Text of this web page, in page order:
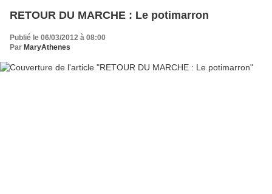
RETOUR DU MARCHE : Le potimarron
Publié le 06/03/2012 à 08:00
Par MaryAthenes